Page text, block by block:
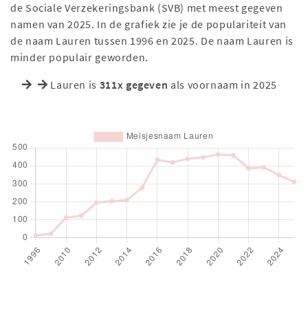
de Sociale Verzekeringsbank (SVB) met meest gegeven
namen van 2025. In de grafiek zie je de populariteit van
de naam Lauren tussen 1996 en 2025. De naam Lauren is
minder populair geworden.
Lauren is 311x gegeven als voornaam in 2025